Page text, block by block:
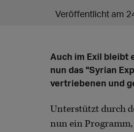
Veröffentlicht am
Auch im Exil bleibt
nun das "Syrian
vertriebenen und
Unterstützt durch
nun ein Programm,